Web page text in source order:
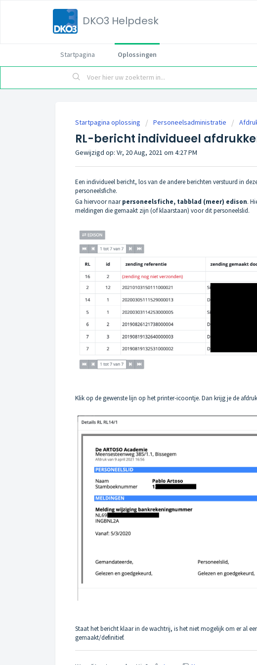
DKO3 Helpdesk
Startpagina Oplossingen
Startpagina oplossing Personeelsadministratie
RL-bericht individueel
Gewijzigd op: Vr, 20 Aug, 2021 om 4:27 PM
Een individueel bericht, los van de andere berichten verstuurd in
personeelsfiche.
Ga hiervoor naarpersoneelsfiche, tabblad (meer) edison.
meldingen die gemaakt zijn (of klaarstaan) voor dit personeelslid.
Klik op de gewenste lijn op het printer-icoontje. Dan krijg je de
Staat het bericht klaar in de wachtrij, is het niet mogelijk om er al
gemaakt/definitief.